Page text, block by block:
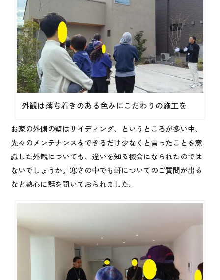
外観は落ち着きのある色みにこだわりの施工を
お家の外側の壁はサイディング、というところが多い中、
先々のメンテナンスをできるだけ少なくと言ったことを意
識した外観についても、違いを知る機会になられたのでは
ないでしょうか。寒さの中でも軒についてのご質問が出る
など熱心に話を聞いておられました。